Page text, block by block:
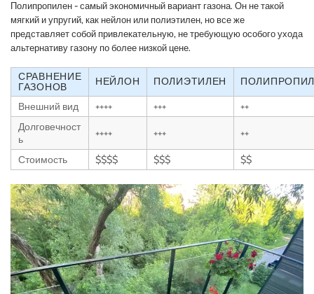
Полипропилен - самый экономичный вариант газона. Он не такой
мягкий и упругий, как нейлон или полиэтилен, но все же
представляет собой привлекательную, не требующую особого ухода
альтернативу газону по более низкой цене.
СРАВНЕНИЕ
ГАЗОНОВ
НЕЙЛОН ПОЛИЭТИЛЕН
Внешний вид
++++ +++
++
Долговечност
ь
++++ +++ ++
Стоимость $$$$ $$$ $$